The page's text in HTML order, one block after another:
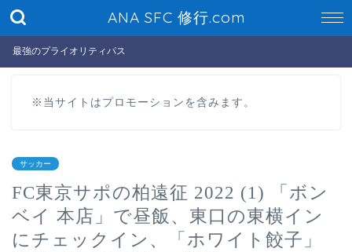
ANA SFC 修行.com
最強のプライオリティパス
※当サイトはプロモーションを含みます。
サッカー
FC東京サポの柏遠征 2022 (1) 「ボン
ベイ 本店」で昼飯、東口の東横イン
にチェックイン、「ホワイト餃子」